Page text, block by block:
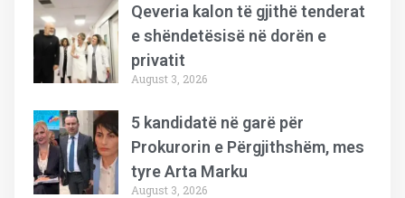
Qeveria kalon të gjithë tenderat
e shëndetësisë në dorën e
privatit
August 3, 2026
5 kandidatë në garë për
Prokurorin e Përgjithshëm, mes
tyre Arta Marku
August 3, 2026